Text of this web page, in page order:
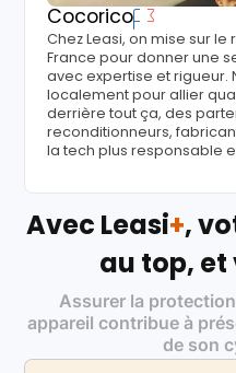
Cocorico
Chez Leasi, on mise sur
France pour donner une
avec expertise et rigueur.
localement pour allier
derrière tout ça, des
reconditionneurs,
la tech plus responsable
Avec Leasi+,
au top, et
Assurer la
appareil contribue à
de son